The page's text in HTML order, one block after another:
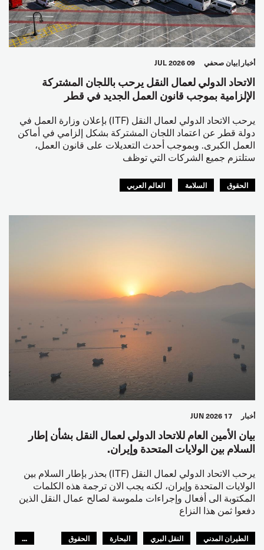
أخبار بيان صحفي 09 JUL 2026
الاتحاد الدولي لعمال النقل يرحب باللجان المشتركة
الإلزامية بموجب قانون العمل الجديد في قطر
يرحب الاتحاد الدولي لعمال النقل (ITF) بإعلان وزارة العمل في
دولة قطر عن اعتماد اللجان المشتركة بشكل إلزامي في أماكن
العمل الكبرى. وبموجب أحدث التعديلات على قانون العمل،
ستلتزم جميع الشركات التي توظف
الحقوق السلامة العالم العربي
أخبار 17 JUN 2026
بيان الأمين العام للاتحاد الدولي لعمال النقل بشأن إطار
السلام بين الولايات المتحدة وإيران.
يرحب الاتحاد الدولي لعمال النقل (ITF) بحذر بإطار السلام بين
الولايات المتحدة وإيران، لكنه يجب الان ترجمة هذه الكلمات
المكتوبة الى أفعال وإجراءات ملموسة لصالح عمال النقل الذين
دفعوا ثمن هذا النزاع
الطيران المدني النقل البري البحارة
الحقوق
...